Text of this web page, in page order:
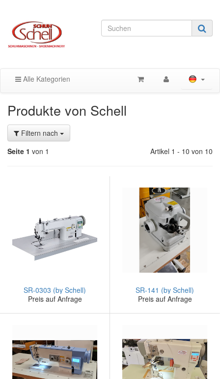
Alle Kategorien
Produkte von Schell
Filtern nach
Seite 1 von 1 Artikel 1 - 10 von 10
SR-0303 (by Schell)
Preis auf Anfrage
SR-141 (by Schell)
Preis auf Anfrage